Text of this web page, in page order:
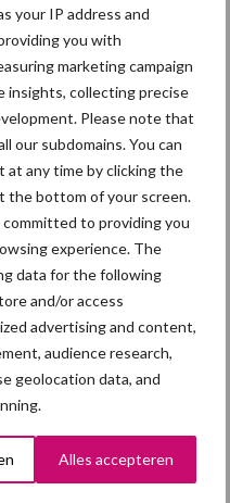
your IP address and
you with
marketing campaign
insights, collecting precise
Please note that
our subdomains. You can
at any time by clicking the
the bottom of your screen.
to providing you
experience. The
data for the following
and/or access
advertising and content,
audience research,
geolocation data, and
Alles accepteren
voor
ABZ
Diervoe
ding
ABZ Diervoeding zich
Veehouderij in
Hardenberg richt zich met
uit Noord, Oost ...
Gespee
biggen
die